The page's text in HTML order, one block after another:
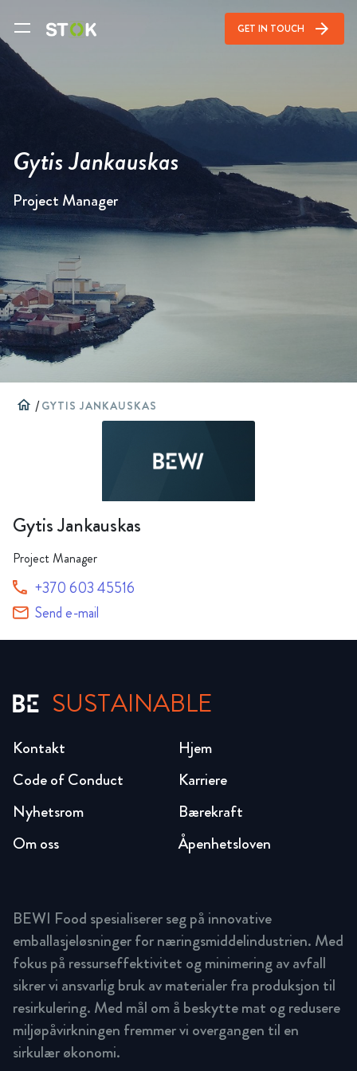
GET IN TOUCH arrow_forward
Gytis Jankauskas
Project Manager
home /GYTIS JANKAUSKAS
Gytis Jankauskas
Project Manager
+370 603 45516
Send e-mail
SUSTAINABLE
Hjem
Karriere
Bærekraft
Åpenhetsloven
Code of Conduct
Nyhetsrom
Om oss
Kontakt
BEWI Food spesialiserer seg på innovative
emballasjeløsninger for næringsmiddelindustrien. Med
fokus på ressurseffektivitet og minimering av avfall
sikrer vi ansvarlig bruk av materialer fra produksjon til
resirkulering. Med mål om å beskytte mat og redusere
miljøpåvirkningen fremmer vi overgangen til en
sirkulær økonomi.